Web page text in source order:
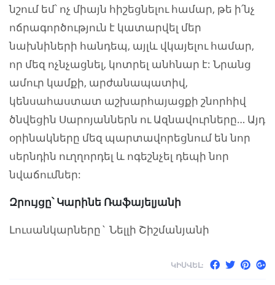
նշում եմ՝ ոչ միայն հիշեցնելու համար, թե ի՛նչ
ոճրագործություն է կատարվել մեր
նախնիների հանդեպ, այլև վկայելու համար,
որ մեզ ոչնչացնել, կոտրել անհնար է: Նրանց
ամուր կամքի, արժանապատիվ,
կենսահաստատ աշխարհայացքի շնորհիվ
ծնվեցին Սարոյաններն ու Ազնավուրները… Այդ
օրինակները մեզ պարտավորեցնում են նոր
սերնդին ուղղորդել և ոգեշնչել դեպի նոր
նվաճումներ:
Զրույցը՝ Կարինե Ռաֆայելյանի
Լուսանկարները` Նելլի Շիշմանյանի
ԿԻՍՎԵԼ: